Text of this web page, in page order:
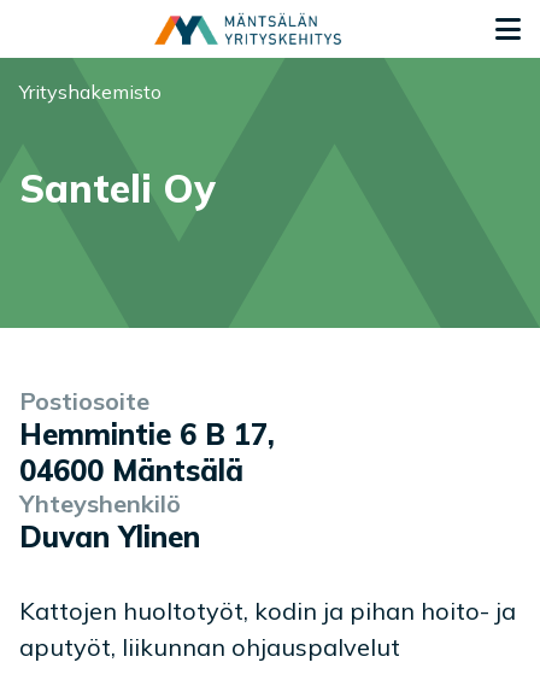
Olet tässä:
Yrityshakemisto
Santeli Oy
Yrityksen tiedot
Postiosoite
Hemmintie 6 B 17,
04600 Mäntsälä
Yhteyshenkilö
Duvan Ylinen
Palvelukuvaus
Kattojen huoltotyöt, kodin ja pihan hoito- ja
aputyöt, liikunnan ohjauspalvelut